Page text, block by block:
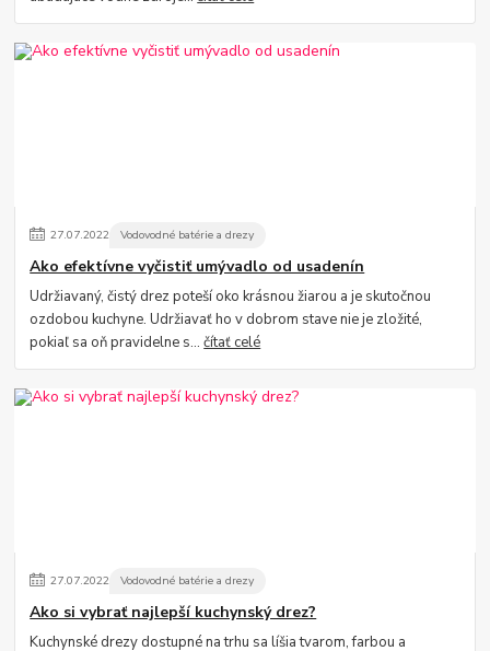
27.07.2022 Vodovodné batérie a drezy
Ako efektívne vyčistiť umývadlo od usadenín
Udržiavaný, čistý drez poteší oko krásnou žiarou a je skutočnou
ozdobou kuchyne. Udržiavať ho v dobrom stave nie je zložité,
pokiaľ sa oň pravidelne s...čítať celé
27.07.2022 Vodovodné batérie a drezy
Ako si vybrať najlepší kuchynský drez?
Kuchynské drezy dostupné na trhu sa líšia tvarom, farbou a